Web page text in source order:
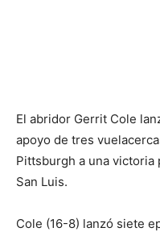
El abridor Gerrit Cole
apoyo de tres
Pittsburgh a una victoria
San Luis.
Cole (16-8) lanzó siete